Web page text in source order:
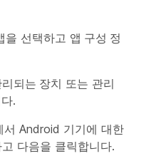
을 선택하고 앱 구성 정
리되는 장치 또는 관리
.
서 Android 기기에 대한
다음을 클릭합니다.